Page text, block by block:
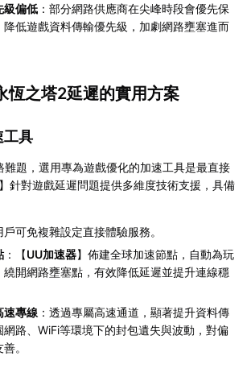
級偏低 ：部分網路供應商在尖峰時段會優先保
低遊戲資料傳輸優先級，加劇網路壅塞進而
恆之塔2延遲的實用方案
工具
難題，選用專為遊戲優化的加速工具是最直接
】針對遊戲延遲問題提供多維度技術支援，具備
戶可免複雜設定直接體驗服務。
：【UU加速器】佈建全球加速節點，自動為玩
開網路壅塞點，有效降低延遲並提升連線穩
速專線 ：透過專屬高速通道，顯著提升資料傳
路、WiFi等環境下的封包遺失與波動，對偏
。